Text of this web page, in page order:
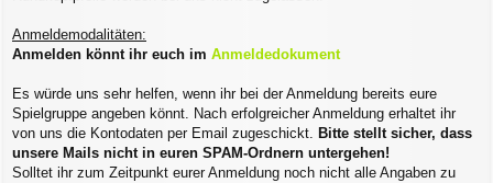
Anmeldemodalitäten:
Anmelden könnt ihr euch im Anmeldedokument
Es würde uns sehr helfen, wenn ihr bei der Anmeldung bereits eure
Spielgruppe angeben könnt. Nach erfolgreicher Anmeldung erhaltet ihr
von uns die Kontodaten per Email zugeschickt. Bitte stellt sicher, dass
unsere Mails nicht in euren SPAM-Ordnern untergehen!
Solltet ihr zum Zeitpunkt eurer Anmeldung noch nicht alle Angaben zu